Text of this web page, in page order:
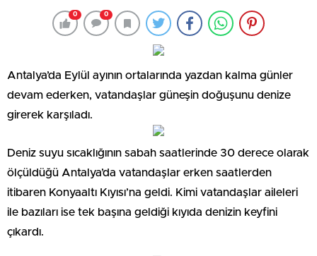
0 0
Antalya’da Eylül ayının ortalarında yazdan kalma günler
devam ederken, vatandaşlar güneşin doğuşunu denize
girerek karşıladı.
Deniz suyu sıcaklığının sabah saatlerinde 30 derece olarak
ölçüldüğü Antalya’da vatandaşlar erken saatlerden
itibaren Konyaaltı Kıyısı’na geldi. Kimi vatandaşlar aileleri
ile bazıları ise tek başına geldiği kıyıda denizin keyfini
çıkardı.